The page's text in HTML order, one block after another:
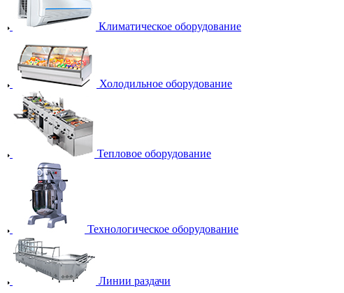
Климатическое оборудование
Холодильное оборудование
Тепловое оборудование
Технологическое оборудование
Линии раздачи